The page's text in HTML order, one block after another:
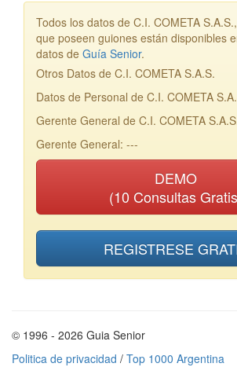
Todos los datos de C.I. COMETA
que poseen guiones están disponibles
datos de Guía Senior.
Otros Datos de C.I. COMETA S.A.S.
Datos de Personal de C.I. COMETA
Gerente General de C.I. COMETA
Gerente General: ---
DEMO
(10 Consultas
REGISTRESE
© 1996 - 2026 Guia Senior
Politica de privacidad / Top 1000 Argentina